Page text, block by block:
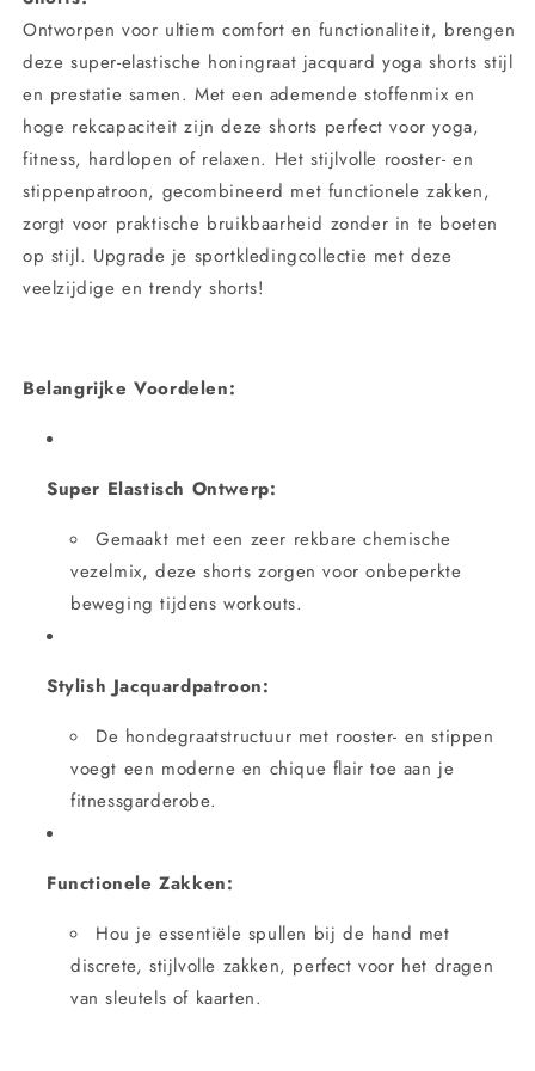
voor
Vrouwen
Vrouwen
Ontworpen voor ultiem comfort en functionaliteit, brengen
deze super-elastische honingraat jacquard yoga shorts stijl
en prestatie samen. Met een ademende stoffenmix en
hoge rekcapaciteit zijn deze shorts perfect voor yoga,
fitness, hardlopen of relaxen. Het stijlvolle rooster- en
stippenpatroon, gecombineerd met functionele zakken,
zorgt voor praktische bruikbaarheid zonder in te boeten
op stijl. Upgrade je sportkledingcollectie met deze
veelzijdige en trendy shorts!
Belangrijke Voordelen:
Super Elastisch Ontwerp:
Gemaakt met een zeer rekbare chemische
vezelmix, deze shorts zorgen voor onbeperkte
beweging tijdens workouts.
Stylish Jacquardpatroon:
De hondegraatstructuur met rooster- en stippen
voegt een moderne en chique flair toe aan je
fitnessgarderobe.
Functionele Zakken:
Hou je essentiële spullen bij de hand met
discrete, stijlvolle zakken, perfect voor het dragen
van sleutels of kaarten.